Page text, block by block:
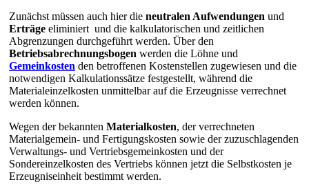
Zunächst müssen auch hier die neutralen Aufwendungen und
Erträge eliminiert und die kalkulatorischen und zeitlichen
Abgrenzungen durchgeführt werden. Über den
Betriebsabrechnungsbogen werden die Löhne und
Gemeinkosten den betroffenen Kostenstellen zugewiesen und die
notwendigen Kalkulationssätze festgestellt, während die
Materialeinzelkosten unmittelbar auf die Erzeugnisse verrechnet
werden können.
Wegen der bekannten Materialkosten, der verrechneten
Materialgemein- und Fertigungskosten sowie der zuzuschlagenden
Verwaltungs- und Vertriebsgemeinkosten und der
Sondereinzelkosten des Vertriebs können jetzt die Selbstkosten je
Erzeugniseinheit bestimmt werden.